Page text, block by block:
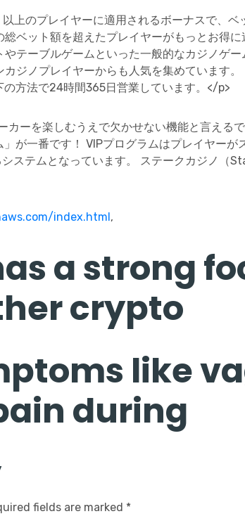
上のプレイヤーに適用されるボーナスで、ベ
ベット額を超えたプレイヤーがもっとお得
テーブルゲームといった一般的なカジノゲ
ジノプレイヤーからも人気を集めています
方法で24時間365日営業しています。</p>
カーを楽しむうえで欠かせない機能と言える
が一番です！ VIPプログラムはプレイヤー
ステムとなっています。 ステークカジノ（
index.html,
a strong
crypto
like
during
fields are marked *